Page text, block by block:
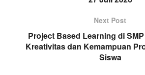
Next Post
Project Based Learning di
Kreativitas dan Kemampuan
Siswa